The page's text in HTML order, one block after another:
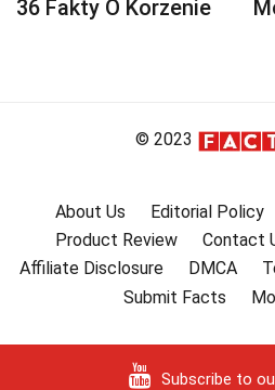
36 Fakty O Korzenie
© 2023
About Us Editorial Policy
Product Review
Contact
Affiliate Disclosure
DMCA
Submit Facts
Subscribe to